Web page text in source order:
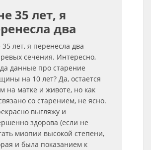
35 лет, я
два
лет, я перенесла два
сечения. Интересно,
данные про старение
на 10 лет? Да, остается
на матке и животе, но как
со старением, не ясно.
выгляжу и
здорова (если не
миопии высокой степени,
и была показанием к